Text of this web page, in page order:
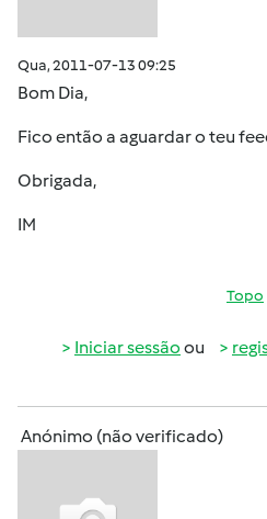
Qua, 2011-07-13 09:25
Bom Dia,
Fico então a aguardar o teu
Obrigada,
IM
Topo
Iniciar sessão ou
Anónimo (não verificado)